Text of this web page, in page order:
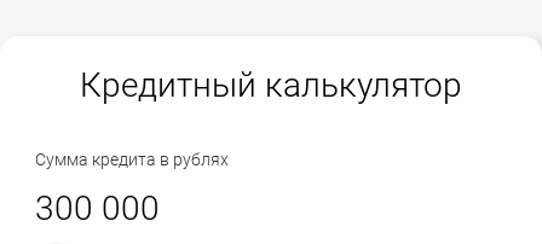
Кредитный калькулятор
Сумма кредита в рублях